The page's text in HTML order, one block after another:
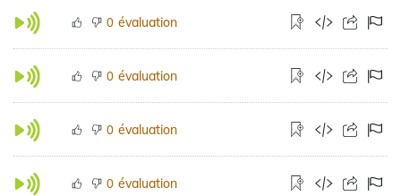
0 évaluation
0 évaluation
0 évaluation
0 évaluation